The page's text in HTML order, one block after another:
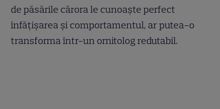
de păsările cărora le cunoaște perfect
înfățișarea și comportamentul, ar putea-o
transforma într-un ornitolog redutabil.